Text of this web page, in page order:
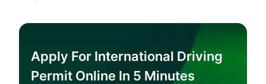
Apply For International Driving
Permit Online In 5 Minutes